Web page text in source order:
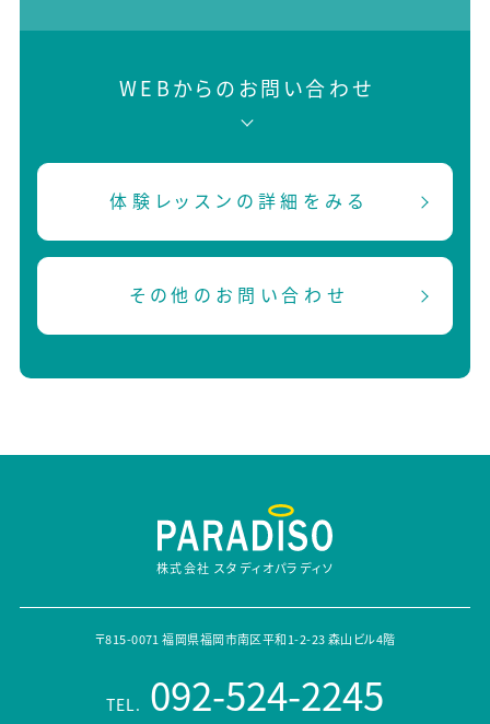
WEBからのお問い合わせ
体験レッスンの詳細をみる
その他のお問い合わせ
株式会社 スタディオパラディソ
〒815-0071 福岡県福岡市南区平和1-2-23 森山ビル4階
TEL. 092-524-2245